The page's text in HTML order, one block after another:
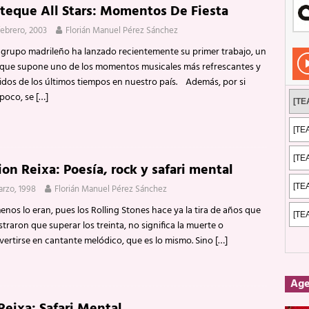
Rockeros certificados
ENTREVISTAS
2 de mayo de 2026 en Fuengirola
Su ‘aullido’ retumbó ferozmente en Fuengirola.
REPORTAJES
La historia de Nintendo Vol. 2 PUBLICACIONES
All Stars: Momentos De Fiesta
2003 Florián Manuel Pérez Sánchez
grupo madrileño ha lanzado recientemente su primer trabajo, un
supone uno de los momentos musicales más refrescantes y
de los últimos tiempos en nuestro país. Además, por si
se[…]
Reixa: Poesía, rock y safari mental
1998 Florián Manuel Pérez Sánchez
lo eran, pues los Rolling Stones hace ya la tira de años que
que superar los treinta, no significa la muerte o
en cantante melódico, que es lo mismo. Sino[…]